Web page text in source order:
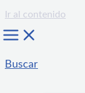
Ir al contenido
Buscar